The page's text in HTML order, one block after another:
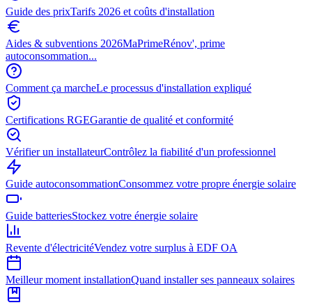
Guide des prixTarifs 2026 et coûts d'installation
Aides & subventions 2026MaPrimeRénov', prime
autoconsommation...
Comment ça marcheLe processus d'installation expliqué
Certifications RGEGarantie de qualité et conformité
Vérifier un installateurContrôlez la fiabilité d'un professionnel
Guide autoconsommationConsommez votre propre énergie solaire
Guide batteriesStockez votre énergie solaire
Revente d'électricitéVendez votre surplus à EDF OA
Meilleur moment installationQuand installer ses panneaux solaires